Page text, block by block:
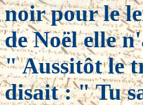
noir pour le
de Noël elle
" Aussitôt le
disait : " Tu